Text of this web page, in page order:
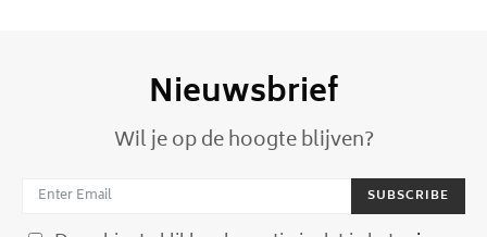
Nieuwsbrief
Wil je op de hoogte blijven?
SUBSCRIBE